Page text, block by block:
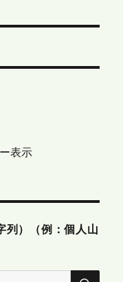
表示
列）（例：個人山
検